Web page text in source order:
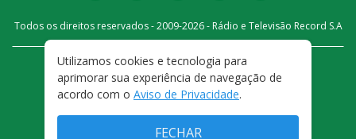
Todos os direitos reservados - 2009-2026- Rádio e Televisão Record S.A
FALE CONOSCO
PRIVACIDADE
TERMOS E CONDIÇÕES DE USO
Utilizamos cookies e tecnologia para
aprimorar sua experiência de navegação de
acordo com o Aviso de Privacidade.
FECHAR